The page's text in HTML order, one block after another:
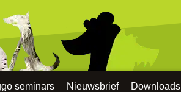
seminars Nieuwsbrief Downloads